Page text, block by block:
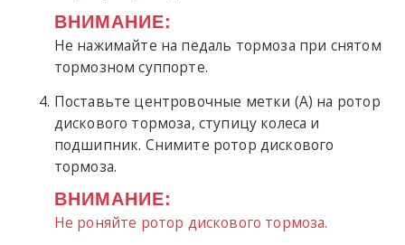
ВНИМАНИЕ:
Не нажимайте на педаль тормоза при снятом
тормозном суппорте.
Поставьте центровочные метки (A) на ротор
дискового тормоза, ступицу колеса и
подшипник. Снимите ротор дискового
тормоза.
ВНИМАНИЕ:
Не роняйте ротор дискового тормоза.